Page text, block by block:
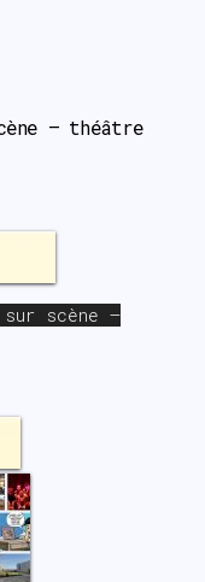
– théâtre
sur scène –